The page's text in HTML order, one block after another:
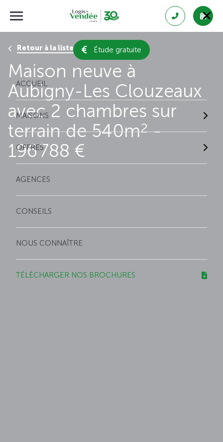
Étude gratuite
ACCUEIL
MAISONS
OFFRES
AGENCES
CONSEILS
NOUS CONNAÎTRE
TÉLÉCHARGER NOS BROCHURES
Retour à la liste des résultats
Maison neuve à
Aubigny-Les Clouzeaux
avec 2 chambres sur
terrain de 540m2-
196 788 €